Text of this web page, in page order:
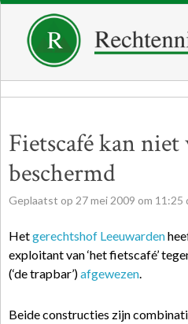
Fietscafé kan
beschermd
Geplaatst op 27mei 2009 om 11:25
Hetgerechtshof Leeuwarden
exploitant van ‘het fietscafé’
(‘de trapbar’)afgewezen.
Beide constructies zijn